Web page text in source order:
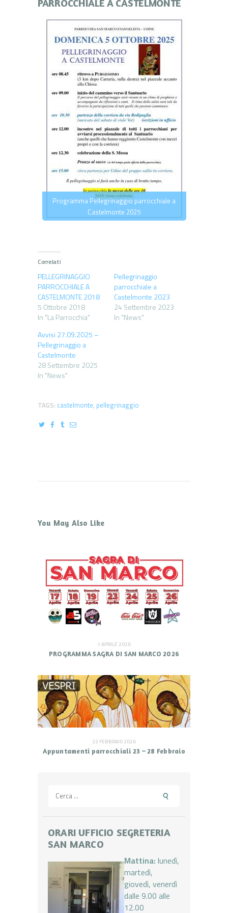
PARROCCHIALE A CASTELMONTE
Programma Pellegrinaggio parrocchiale a
Castelmonte 2025
Correlati
PELLEGRINAGGIO
PARROCCHIALE A
CASTELMONTE 2018
5 Ottobre 2018
In "La Parrocchia"
Pellegrinaggio
parrocchiale a
Castelmonte 2023
24 Settembre 2023
In "News"
Avvisi 27.09.2025 –
Pellegrinaggio a
Castelmonte
28 Settembre 2025
In "News"
TAGS: castelmonte, pellegrinaggio
You May Also Like
7 APRILE 2026
PROGRAMMA SAGRA DI SAN MARCO 2026
22 FEBBRAIO 2026
Appuntamenti parrocchiali 23 – 28 Febbraio
per:
ORARI UFFICIO SEGRETERIA
SAN MARCO
Mattina: lunedì,
martedì,
giovedì, venerdì
dalle 9.00 alle
12.00